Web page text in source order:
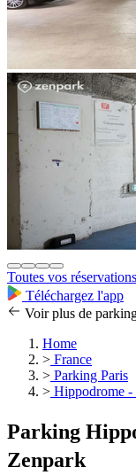
Toutes vos
Téléchargez l'app
Voir plus de
Home
> France
> Parking Paris
> Hippodrome
Parking
Zenpark